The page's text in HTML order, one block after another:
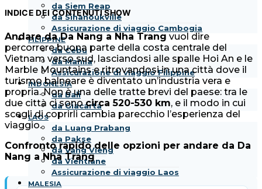
da Siem Reap
da Sihanoukville
Assicurazione di viaggio Cambogia
FILIPPINE
da Cebu
da Manila
Assicurazione di viaggio Filippine
INDONESIA
da Bali
da Giacarta
LAOS
da Luang Prabang
da Pakse
da Vang Vieng
da Vientiane
Assicurazione di viaggio Laos
MALESIA
INDICE DEI CONTENUTISHOW
Andare da Da Nang a Nha Trang vuol dire
percorrere buona parte della costa centrale del
Vietnam verso sud, lasciandosi alle spalle Hoi An e le
Marble Mountains e ritrovandosi in una città dove il
turismo balneare è diventato un’industria vera e
propria. Non è una delle tratte brevi del paese: tra le
due città ci sonocirca 520-530 km, e il modo in cui
scegli di coprirli cambia parecchio l’esperienza del
viaggio.
Confronto rapido delle opzioni per andare da Da
Nang a Nha Trang